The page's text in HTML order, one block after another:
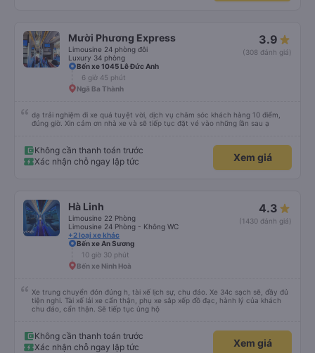
Mười Phương Express
Limousine 24 phòng đôi
Luxury 34 phòng
3.9
(308 đánh giá)
Bến xe 1045 Lê Đức Anh
6 giờ 45 phút
Ngã Ba Thành
dạ trải nghiệm đi xe quá tuyệt vời, dịch vụ chăm sóc khách hàng 10 điểm,
đúng giờ. Xin cảm ơn nhà xe và sẽ tiếp tục đặt vé vào những lần sau ạ
Không cần thanh toán trước
Xác nhận chỗ ngay lập tức
Xem giá
Hà Linh
Limousine 22 Phòng
Limousine 24 Phòng - Không WC
+2 loại xe khác
4.3
(1430 đánh giá)
Bến xe An Sương
10 giờ 30 phút
Bến xe Ninh Hoà
Xe trung chuyển đón đúng h, tài xế lịch sự, chu đáo. Xe 34c sạch sẽ, đầy đủ
tiện nghi. Tài xế lái xe cẩn thận, phụ xe sắp xếp đồ đạc, hành lý của khách
chu đáo, cẩn thận. Sẽ tiếp tục ủng hộ
Không cần thanh toán trước
Xác nhận chỗ ngay lập tức
Xem giá